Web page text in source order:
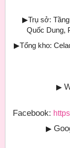
▶Trụ sở:
Quốc Dung,
▶Tổng kho:
▶
Facebook:
▶